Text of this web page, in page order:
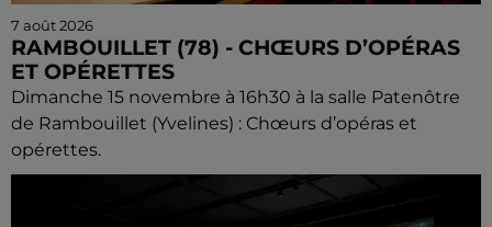
7 août 2026
RAMBOUILLET (78) - CHŒURS D’OPÉRAS
ET OPÉRETTES
Dimanche 15 novembre à 16h30 à la salle Patenôtre
de Rambouillet (Yvelines) : Chœurs d’opéras et
opérettes.